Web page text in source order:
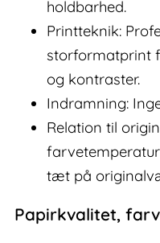
holdbarhed.
Printteknik:
storformatprint
og kontraster.
Indramning:
Relation til
tæt på
Papirkvalitet,